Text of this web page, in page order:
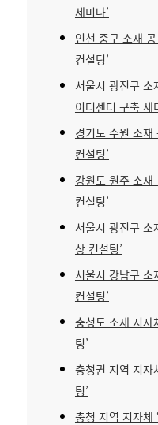
세미나’
인천 중구 소재
컨설팅’
서울시 광진구 소
이터센터 구축 세
경기도 수원 소재
컨설팅’
강원도 원주 소재
컨설팅’
서울시 광진구 소
상 컨설팅’
서울시 강남구 소
컨설팅’
충청도 소재 지자
팅’
충청권 지역 지자
팅’
충청 지역 지자체